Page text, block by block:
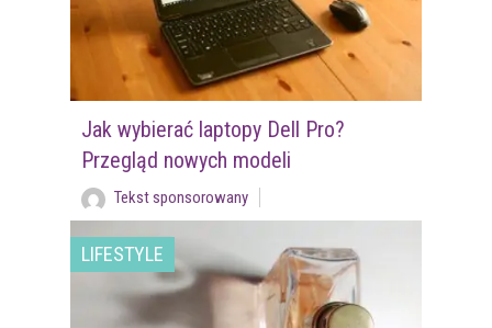
Jak wybierać laptopy Dell Pro?
Przegląd nowych modeli
Tekst sponsorowany
LIFESTYLE